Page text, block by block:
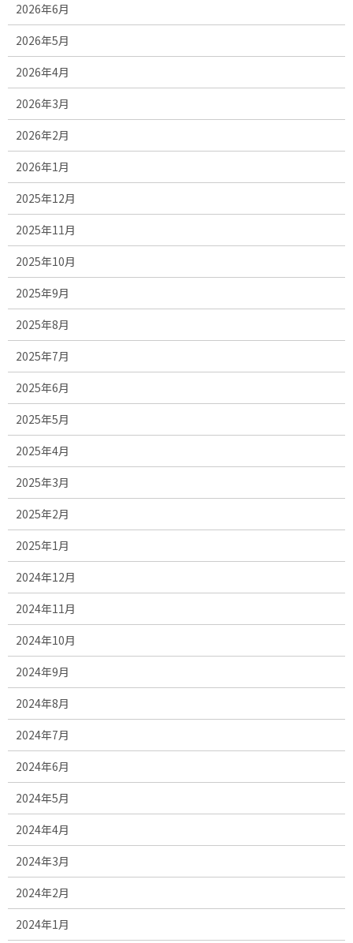
2026年6月
2026年5月
2026年4月
2026年3月
2026年2月
2026年1月
2025年12月
2025年11月
2025年10月
2025年9月
2025年8月
2025年7月
2025年6月
2025年5月
2025年4月
2025年3月
2025年2月
2025年1月
2024年12月
2024年11月
2024年10月
2024年9月
2024年8月
2024年7月
2024年6月
2024年5月
2024年4月
2024年3月
2024年2月
2024年1月